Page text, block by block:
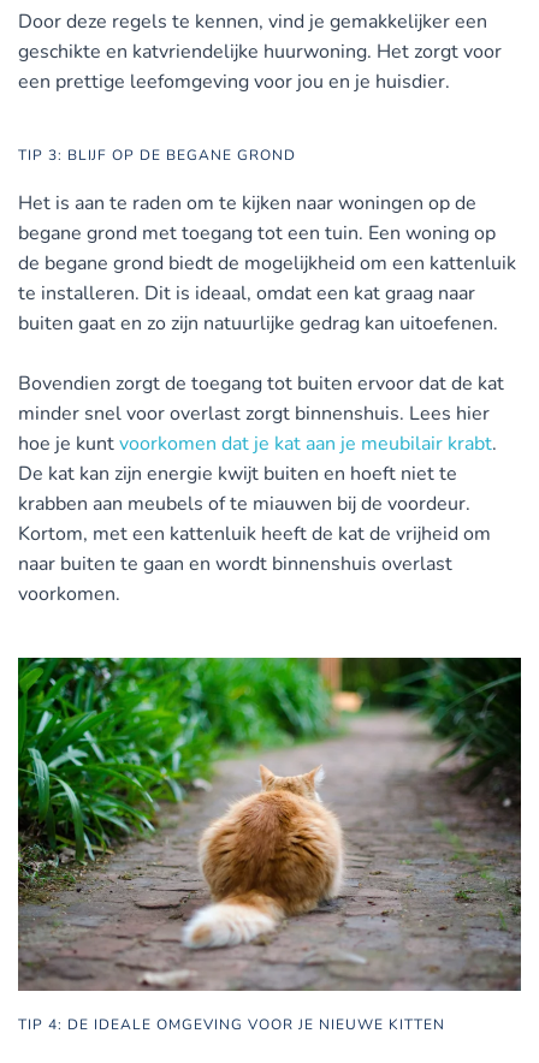
Door deze regels te kennen, vind je gemakkelijker een
geschikte en katvriendelijke huurwoning. Het zorgt voor
een prettige leefomgeving voor jou en je huisdier.
TIP 3: BLIJF OP DE BEGANE GROND
Het is aan te raden om te kijken naar woningen op de
begane grond met toegang tot een tuin. Een woning op
de begane grond biedt de mogelijkheid om een kattenluik
te installeren. Dit is ideaal, omdat een kat graag naar
buiten gaat en zo zijn natuurlijke gedrag kan uitoefenen.
Bovendien zorgt de toegang tot buiten ervoor dat de kat
minder snel voor overlast zorgt binnenshuis. Lees hier
hoe je kuntvoorkomen dat je kat aan je meubilair krabt.
De kat kan zijn energie kwijt buiten en hoeft niet te
krabben aan meubels of te miauwen bij de voordeur.
Kortom, met een kattenluik heeft de kat de vrijheid om
naar buiten te gaan en wordt binnenshuis overlast
voorkomen.
TIP 4: DE IDEALE OMGEVING VOOR JE NIEUWE KITTEN